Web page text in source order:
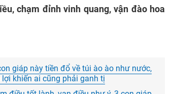
chạm đỉnh vinh quang, vận đào hoa
giáp này tiền đổ về túi ào ào như nước,
khiến ai cũng phải ganh tị